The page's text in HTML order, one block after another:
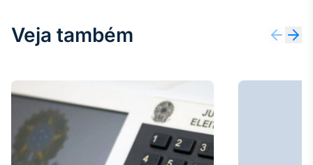
dados para
displays e telas
Broadcast
Veja também